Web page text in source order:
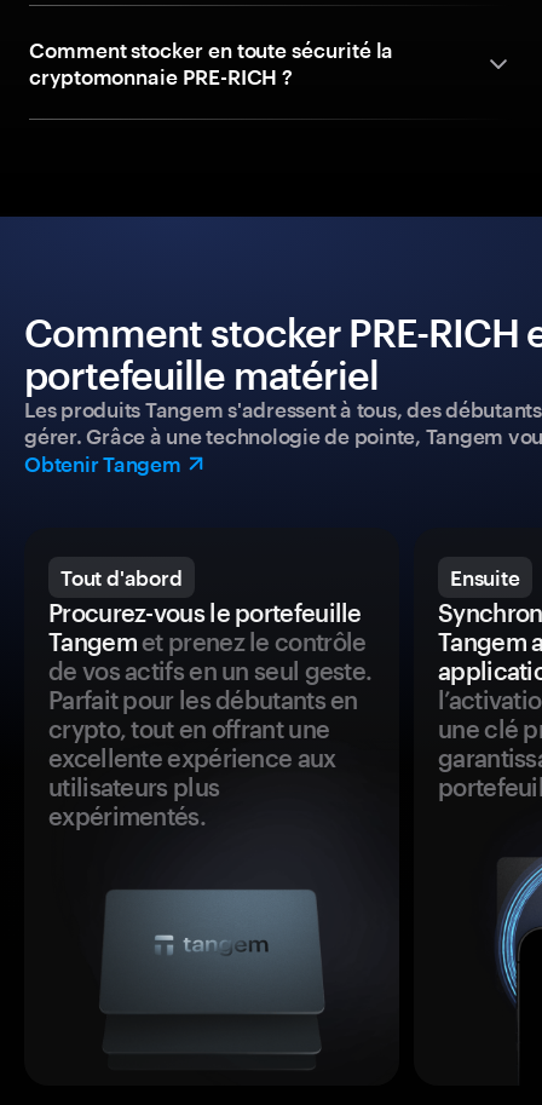
Comment stocker en toute sécurité la
cryptomonnaie PRE-RICH ?
Comment stocker PRE-
portefeuille matériel
Les produits Tangem s'adressent à tous, des
gérer. Grâce à une technologie de pointe, Tangem
Obtenir Tangem
Tout d'abord
Procurez-vous le portefeuille
Tangemet prenez le contrôle
de vos actifs en un seul geste.
Parfait pour les débutants en
crypto, tout en offrant une
excellente expérience aux
utilisateurs plus
expérimentés.
Ensuite
Tangem
une clé